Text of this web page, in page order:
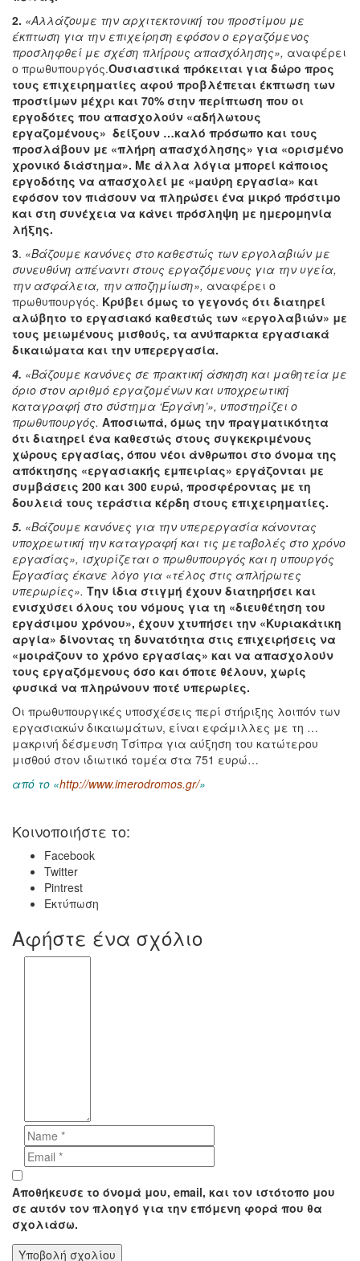
2. «Αλλάζουμε την αρχιτεκτονική του προστίμου με
έκπτωση για την επιχείρηση εφόσον ο εργαζόμενος
προσληφθεί με σχέση πλήρους απασχόλησης», αναφέρει
ο πρωθυπουργός.Ουσιαστικά πρόκειται για δώρο προς
τους επιχειρηματίες αφού προβλέπεται έκπτωση των
προστίμων μέχρι και 70% στην περίπτωση που οι
εργοδότες που απασχολούν «αδήλωτους
εργαζομένους» δείξουν …καλό πρόσωπο και τους
προσλάβουν με «πλήρη απασχόλησης» για «ορισμένο
χρονικό διάστημα». Με άλλα λόγια μπορεί κάποιος
εργοδότης να απασχολεί με «μαύρη εργασία» και
εφόσον τον πιάσουν να πληρώσει ένα μικρό πρόστιμο
και στη συνέχεια να κάνει πρόσληψη με ημερομηνία
λήξης.
3. «Βάζουμε κανόνες στο καθεστώς των εργολαβιών με
συνευθύνη απέναντι στους εργαζόμενους για την υγεία,
την ασφάλεια, την αποζημίωση», αναφέρει ο
πρωθυπουργός. Κρύβει όμως το γεγονός ότι διατηρεί
αλώβητο το εργασιακό καθεστώς των «εργολαβιών» με
τους μειωμένους μισθούς, τα ανύπαρκτα εργασιακά
δικαιώματα και την υπερεργασία.
4. «Βάζουμε κανόνες σε πρακτική άσκηση και μαθητεία με
όριο στον αριθμό εργαζομένων και υποχρεωτική
καταγραφή στο σύστημα ‘Εργάνη’», υποστηρίζει ο
πρωθυπουργός. Αποσιωπά, όμως την πραγματικότητα
ότι διατηρεί ένα καθεστώς στους συγκεκριμένους
χώρους εργασίας, όπου νέοι άνθρωποι στο όνομα της
απόκτησης «εργασιακής εμπειρίας» εργάζονται με
συμβάσεις 200 και 300 ευρώ, προσφέροντας με τη
δουλειά τους τεράστια κέρδη στους επιχειρηματίες.
5. «Βάζουμε κανόνες για την υπερεργασία κάνοντας
υποχρεωτική την καταγραφή και τις μεταβολές στο χρόνο
εργασίας», ισχυρίζεται ο πρωθυπουργός και η υπουργός
Εργασίας έκανε λόγο για «τέλος στις απλήρωτες
υπερωρίες». Την ίδια στιγμή έχουν διατηρήσει και
ενισχύσει όλους του νόμους για τη «διευθέτηση του
εργάσιμου χρόνου», έχουν χτυπήσει την «Κυριακάτικη
αργία» δίνοντας τη δυνατότητα στις επιχειρήσεις να
«μοιράζουν το χρόνο εργασίας» και να απασχολούν
τους εργαζόμενους όσο και όποτε θέλουν, χωρίς
φυσικά να πληρώνουν ποτέ υπερωρίες.
Οι πρωθυπουργικές υποσχέσεις περί στήριξης λοιπόν των
εργασιακών δικαιωμάτων, είναι εφάμιλλες με τη …
μακρινή δέσμευση Τσίπρα για αύξηση του κατώτερου
μισθού στον ιδιωτικό τομέα στα 751 ευρώ…
από το «http://www.imerodromos.gr/»
Κοινοποιήστε το:
Facebook
Twitter
Pintrest
Εκτύπωση
Αφήστε ένα σχόλιο
Αποθήκευσε το όνομά μου, email, και τον ιστότοπο μου
σε αυτόν τον πλοηγό για την επόμενη φορά που θα
σχολιάσω.